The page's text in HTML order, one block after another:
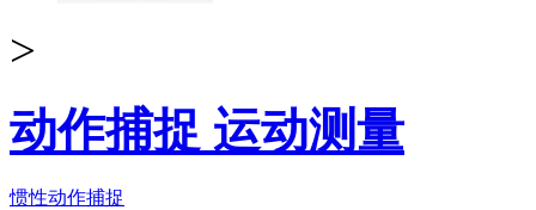
>
动作捕捉 运动测量
惯性动作捕捉